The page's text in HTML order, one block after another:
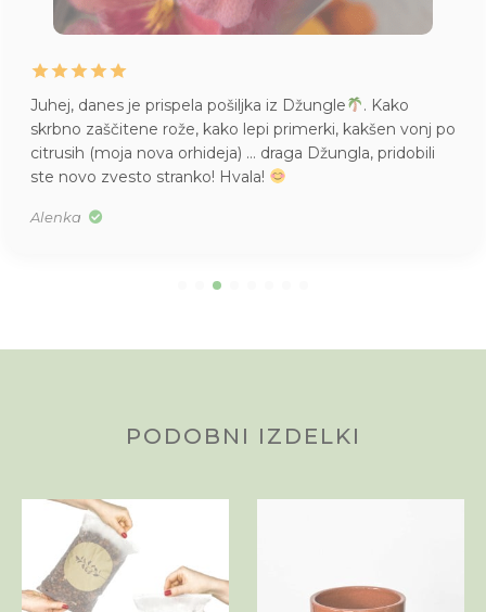
Juhej, danes je prispela pošiljka iz Džungle
. Kako
skrbno zaščitene rože, kako lepi primerki, kakšen vonj po
citrusih (moja nova orhideja) … draga Džungla, pridobili
ste novo zvesto stranko! Hvala!
Alenka
PODOBNI IZDELKI